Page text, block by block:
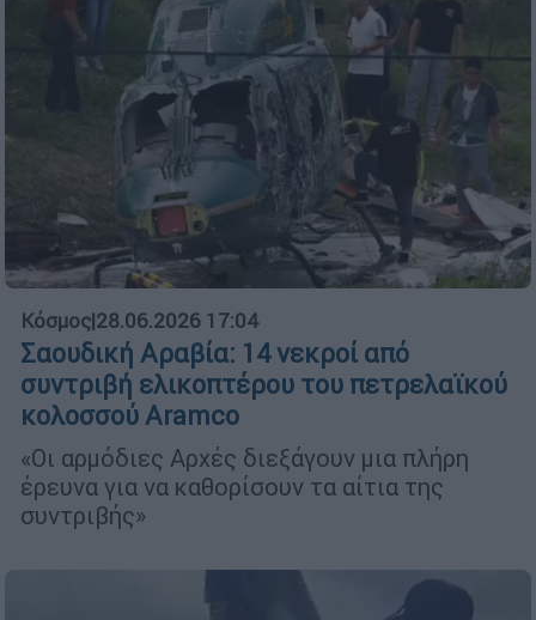
Κόσμος|28.06.2026 17:04
Σαουδική Αραβία: 14 νεκροί από
συντριβή ελικοπτέρου του πετρελαϊκού
κολοσσού Aramco
«Οι αρμόδιες Αρχές διεξάγουν μια πλήρη
έρευνα για να καθορίσουν τα αίτια της
συντριβής»